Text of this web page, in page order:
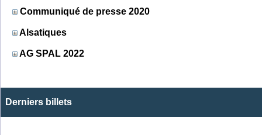
Communiqué de presse 2020
Alsatiques
AG SPAL 2022
Derniers billets